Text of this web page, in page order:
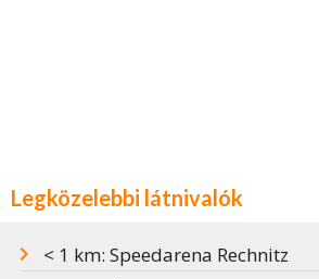
Legközelebbi látnivalók
< 1 km: Speedarena Rechnitz